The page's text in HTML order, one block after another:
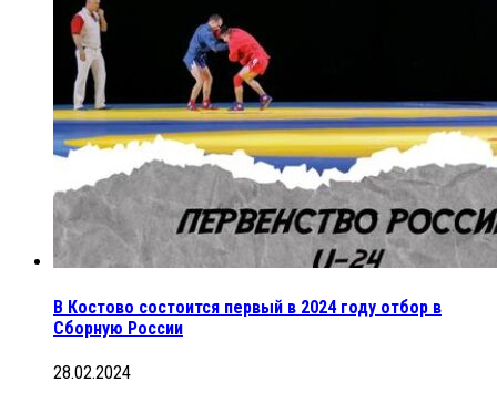
В Костово состоится первый в 2024 году отбор в
Сборную России
28.02.2024